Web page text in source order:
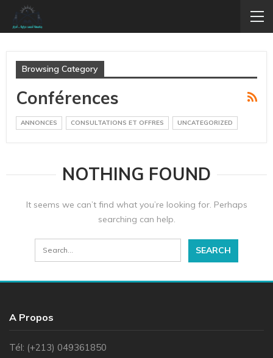
Browsing Category
Conférences
ANNONCES CONSULTATIONS ET OFFRES UNCATEGORIZED
NOTHING FOUND
It seems we can’t find what you’re looking for. Perhaps
searching can help.
A Propos
Tél: (+213) 049361850